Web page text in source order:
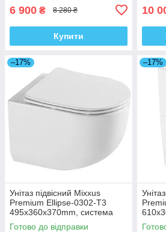
6 900 ₴ 8 280 ₴
Купити
10
–17%
Унітаз підвісний Mixxus
Premium Ellipse-0302-T3
495x360x370mm, система
змиву Tornado 3.0 (MP6462)
Готово до відправки
–17%